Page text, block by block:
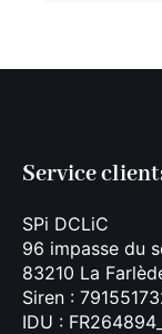
Service
SPi DCLiC
96 impasse du
83210 La
Siren :
IDU :